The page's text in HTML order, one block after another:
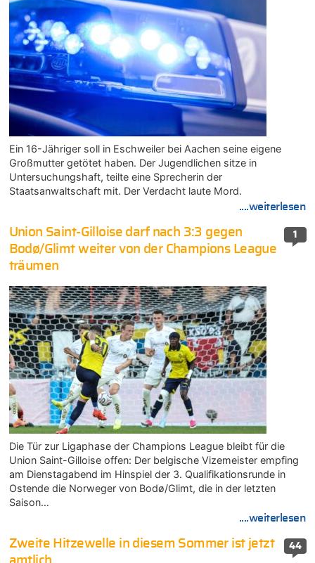
Ein 16-Jähriger soll in Eschweiler bei Aachen seine eigene
Großmutter getötet haben. Der Jugendlichen sitze in
Untersuchungshaft, teilte eine Sprecherin der
Staatsanwaltschaft mit. Der Verdacht laute Mord.
....weiterlesen
1
Union Saint-Gilloise darf nach 3:3 gegen
Bodø/Glimt weiter von der Champions League
träumen
Die Tür zur Ligaphase der Champions League bleibt für die
Union Saint-Gilloise offen: Der belgische Vizemeister empfing
am Dienstagabend im Hinspiel der 3. Qualifikationsrunde in
Ostende die Norweger von Bodø/Glimt, die in der letzten
Saison…
....weiterlesen
44
Zweite Hitzewelle in diesem Sommer ist jetzt
amtlich